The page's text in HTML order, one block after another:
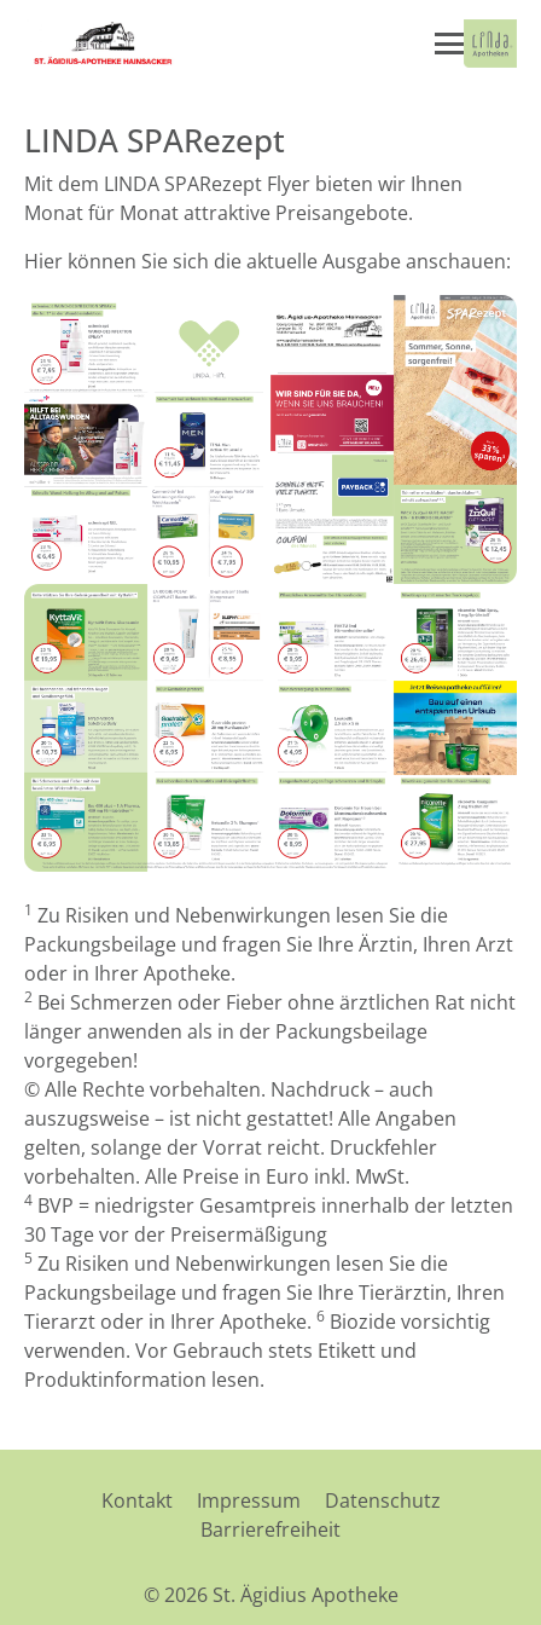
LINDA SPARezept
Mit dem LINDA SPARezept Flyer bieten wir Ihnen
Monat für Monat attraktive Preisangebote.
Hier können Sie sich die aktuelle Ausgabe anschauen:
1 Zu Risiken und Nebenwirkungen lesen Sie die
Packungsbeilage und fragen Sie Ihre Ärztin, Ihren Arzt
oder in Ihrer Apotheke.
2 Bei Schmerzen oder Fieber ohne ärztlichen Rat nicht
länger anwenden als in der Packungsbeilage
vorgegeben!
© Alle Rechte vorbehalten. Nachdruck – auch
auszugsweise – ist nicht gestattet! Alle Angaben
gelten, solange der Vorrat reicht. Druckfehler
vorbehalten. Alle Preise in Euro inkl. MwSt.
4 BVP = niedrigster Gesamtpreis innerhalb der letzten
30 Tage vor der Preisermäßigung
5 Zu Risiken und Nebenwirkungen lesen Sie die
Packungsbeilage und fragen Sie Ihre Tierärztin, Ihren
Tierarzt oder in Ihrer Apotheke. 6 Biozide vorsichtig
verwenden. Vor Gebrauch stets Etikett und
Produktinformation lesen.
Kontakt Impressum
Datenschutz
Barrierefreiheit
© 2026 St. Ägidius Apotheke